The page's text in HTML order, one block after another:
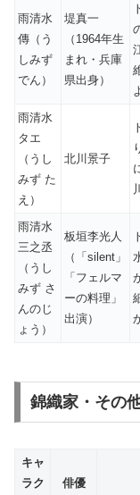
雨清水
傳（う
しみず
でん）
堤真一
（1964年生
まれ・兵庫
県出身）
雨清水
タエ
（うし
みず た
え）
北川景子
雨清水
三之丞
（うし
みず さ
んのじ
ょう）
板垣李光人
（「silent」
「フェルマ
ーの料理」
出演）
錦織家・その
キャ
ラク
俳優